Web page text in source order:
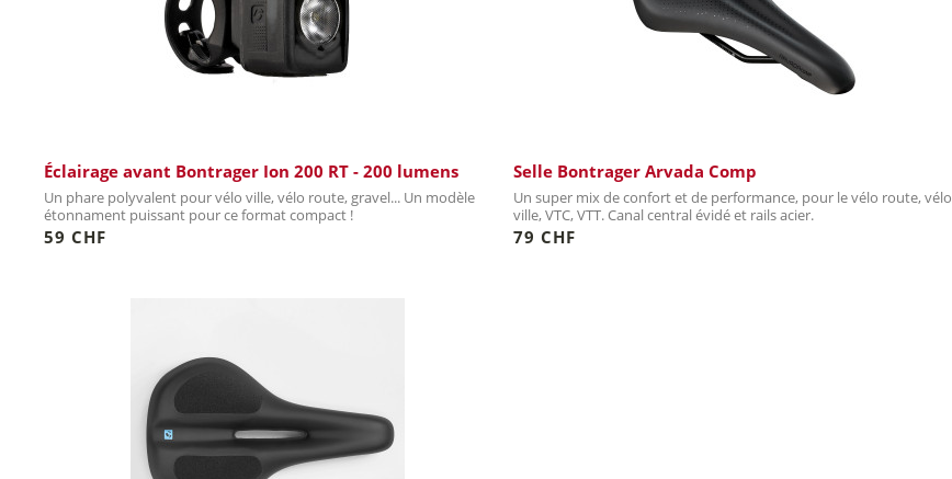
Éclairage avant Bontrager Ion 200 RT - 200 lumens
Un phare polyvalent pour vélo ville, vélo route, gravel... Un modèle
étonnament puissant pour ce format compact !
59 CHF
Selle Bontrager Arvada Comp
Un super mix de confort et de performance, pour le vélo route, vélo
ville, VTC, VTT. Canal central évidé et rails acier.
79 CHF